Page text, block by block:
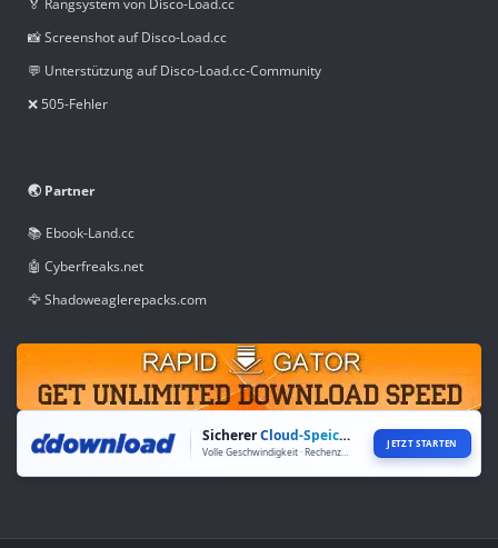
🏅 Rangsystem von Disco-Load.cc
📸 Screenshot auf Disco-Load.cc
💬 Unterstützung auf Disco-Load.cc-Community
❌ 505-Fehler
🌏 Partner
📚 Ebook-Land.cc
🤖 Cyberfreaks.net
🦅 Shadoweaglerepacks.com
SichererCloud-Speicher JETZT STARTEN